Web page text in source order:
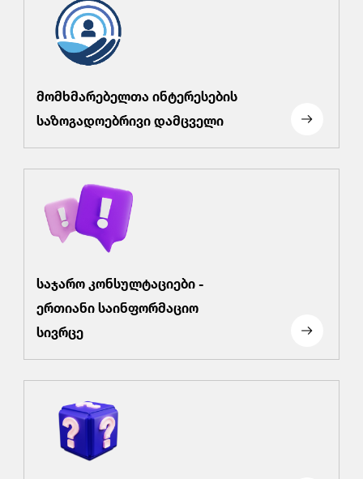
მომხმარებელთა ინტერესების
საზოგადოებრივი დამცველი
საჯარო კონსულტაციები -
ერთიანი საინფორმაციო
სივრცე